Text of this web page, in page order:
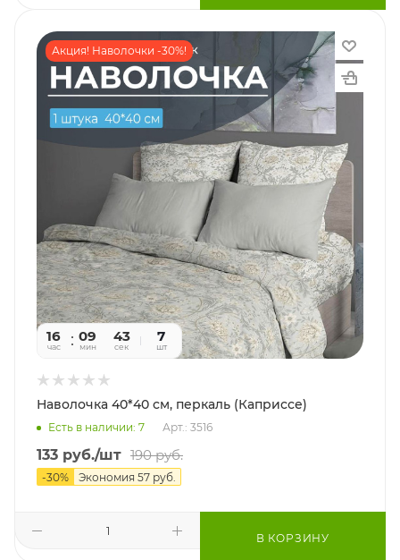
Акция! Наволочки -30%!
16
час
09
мин
41
сек
7
шт
Наволочка 40*40 см, перкаль (Каприссе)
Есть в наличии: 7 Арт.: 3516
133 руб./шт 190руб.
-30% Экономия 57 руб.
В КОРЗИНУ